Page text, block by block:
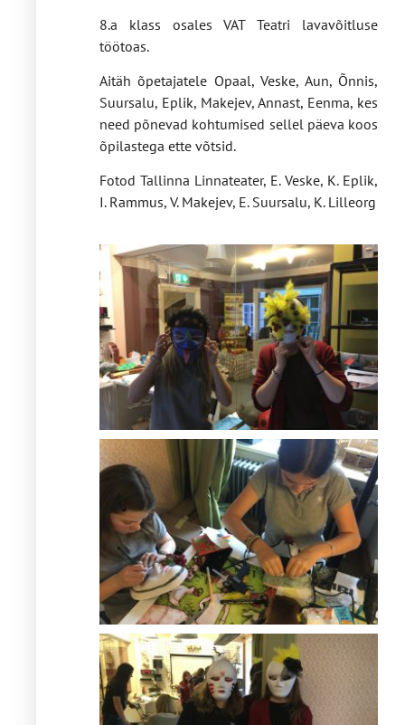
8.a klass osales VAT Teatri lavavõitluse
töötoas.
Aitäh õpetajatele Opaal, Veske, Aun, Õnnis,
Suursalu, Eplik, Makejev, Annast, Eenma, kes
need põnevad kohtumised sellel päeva koos
õpilastega ette võtsid.
Fotod Tallinna Linnateater, E. Veske, K. Eplik,
I. Rammus, V. Makejev, E. Suursalu, K. Lilleorg